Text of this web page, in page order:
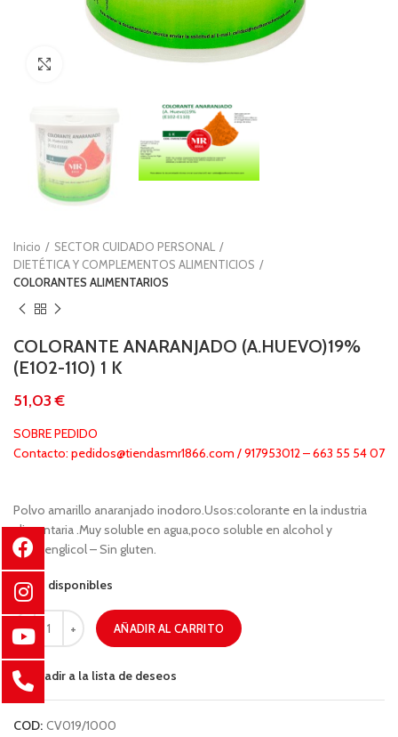
Inicio
SECTOR CUIDADO PERSONAL
DIETÉTICA Y COMPLEMENTOS ALIMENTICIOS
COLORANTES ALIMENTARIOS
COLORANTE ANARANJADO (A.HUEVO)19%
(E102-110) 1 K
€
SOBRE PEDIDO
Contacto: pedidos@tiendasmr1866.com / 917953012 – 663 55 54 07
Polvo amarillo anaranjado inodoro.Usos:colorante en la industria
alimentaria .Muy soluble en agua,poco soluble en alcohol y
propilenglicol – Sin gluten.
94 disponibles
AÑADIR AL CARRITO
Añadir a la lista de deseos
COD: CV019/1000